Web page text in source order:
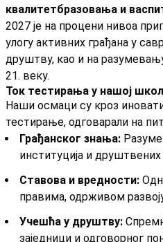
квалитетбразовања и
2027 је на процени нивоа
улогу активних грађана у
друштву, као и на
21. веку.
Ток тестирања у нашој
Наши осмаци су кроз
тестирање, одговарали на
Грађанског знања:
институција и
Ставова и вредности:
правима, одрживом
Учешћа у друштву:
заједници и одговорног